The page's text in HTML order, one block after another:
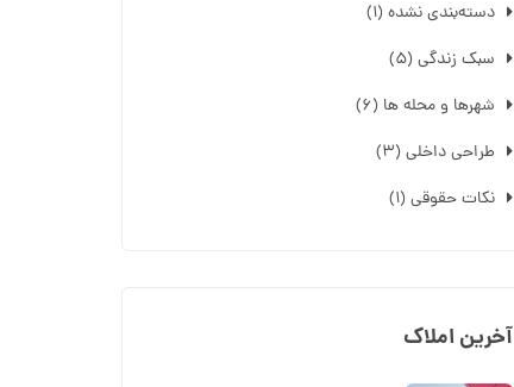
دسته‌بندی نشده (۱)
سبک زندگی (۵)
شهرها و محله ها (۶)
طراحی داخلی (۳)
نکات حقوقی (۱)
آخرین املاک